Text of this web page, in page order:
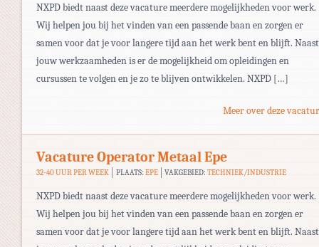
NXPD biedt naast deze vacature meerdere mogelijkheden voor werk.
Wij helpen jou bij het vinden van een passende baan en zorgen er
samen voor dat je voor langere tijd aan het werk bent en blijft. Naast
jouw werkzaamheden is er de mogelijkheid om opleidingen en
cursussen te volgen en je zo te blijven ontwikkelen. NXPD […]
Meer over deze
Vacature Operator Metaal Epe
32-40 UUR PER WEEK PLAATS: EPE VAKGEBIED:TECHNIEK/INDUSTRIE
NXPD biedt naast deze vacature meerdere mogelijkheden voor werk.
Wij helpen jou bij het vinden van een passende baan en zorgen er
samen voor dat je voor langere tijd aan het werk bent en blijft. Naast